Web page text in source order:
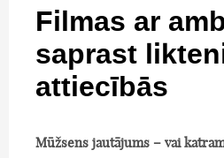
Filmas ar
saprast
attiecībās
Mūžsens jautājums – vai